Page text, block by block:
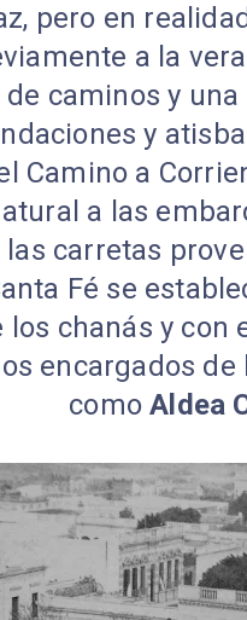
pero en
a la
de caminos y
y
Camino a
a las
las carretas
Fé se
los chanás y con
encargados
comoAldea